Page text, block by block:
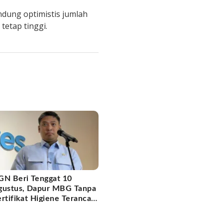
optimistis jumlah
tetap tinggi.
Beri Tenggat 10
Dapur MBG Tanpa
Higiene Terancam